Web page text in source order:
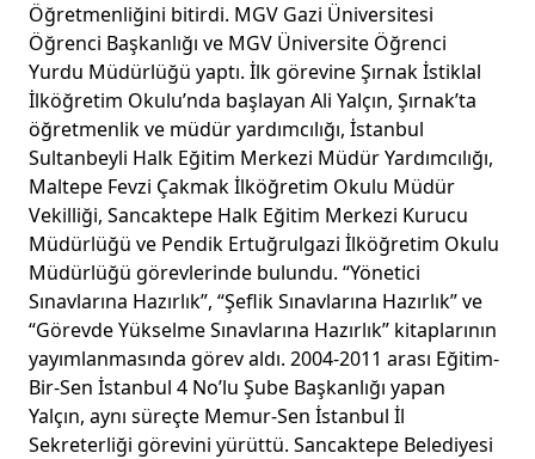
Öğretmenliğini bitirdi. MGV Gazi Üniversitesi
Öğrenci Başkanlığı ve MGV Üniversite Öğrenci
Yurdu Müdürlüğü yaptı. İlk görevine Şırnak İstiklal
İlköğretim Okulu’nda başlayan Ali Yalçın, Şırnak’ta
öğretmenlik ve müdür yardımcılığı, İstanbul
Sultanbeyli Halk Eğitim Merkezi Müdür Yardımcılığı,
Maltepe Fevzi Çakmak İlköğretim Okulu Müdür
Vekilliği, Sancaktepe Halk Eğitim Merkezi Kurucu
Müdürlüğü ve Pendik Ertuğrulgazi İlköğretim Okulu
Müdürlüğü görevlerinde bulundu. “Yönetici
Sınavlarına Hazırlık”, “Şeflik Sınavlarına Hazırlık” ve
“Görevde Yükselme Sınavlarına Hazırlık” kitaplarının
yayımlanmasında görev aldı. 2004-2011 arası Eğitim-
Bir-Sen İstanbul 4 No’lu Şube Başkanlığı yapan
Yalçın, aynı süreçte Memur-Sen İstanbul İl
Sekreterliği görevini yürüttü. Sancaktepe Belediyesi